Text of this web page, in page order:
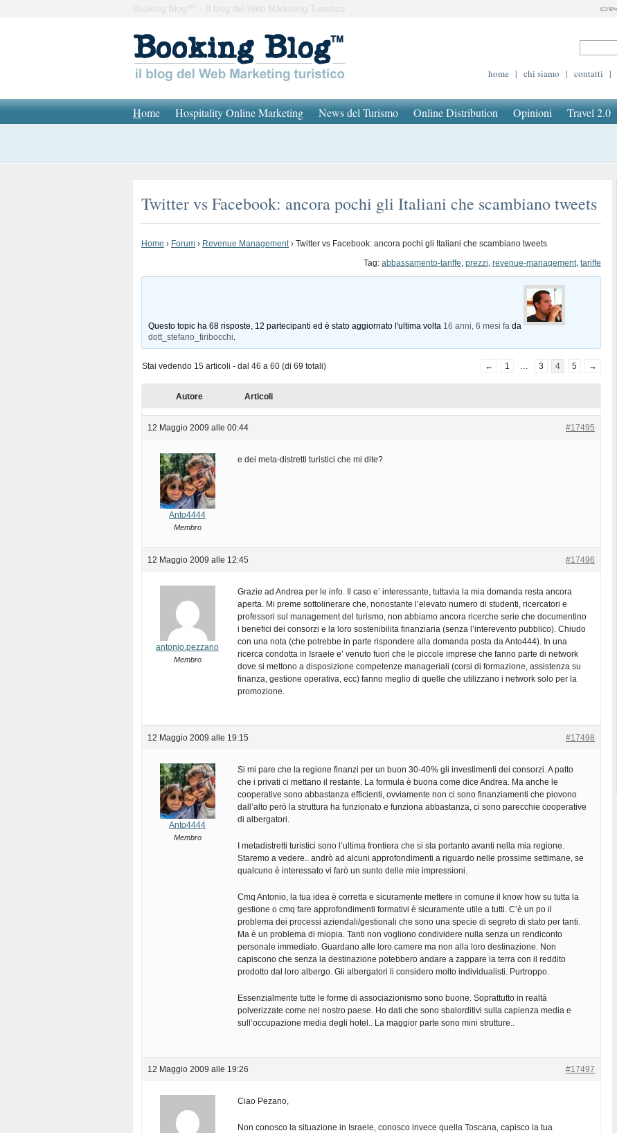
Booking Blog™ – Il blog del Web Marketing Turistico
home | chi siamo | contatti |
Home Hospitality Online Marketing News del Turismo Online Distribution Opinioni Travel 2.0
Twitter vs Facebook: ancora pochi gli Italiani che scambiano tweets
Home › Forum › Revenue Management › Twitter vs Facebook: ancora pochi gli Italiani che scambiano tweets
Tag: abbassamento-tariffe, prezzi, revenue-management, tariffe
Questo topic ha 68 risposte, 12 partecipanti ed è stato aggiornato l'ultima volta 16 anni, 6 mesi fa da
dott_stefano_tiribocchi.
Stai vedendo 15 articoli - dal 46 a 60 (di 69 totali) ← 1 … 3 4 5 →
Autore Articoli
12 Maggio 2009 alle 00:44 #17495
Anto4444
Membro
e dei meta-distretti turistici che mi dite?
12 Maggio 2009 alle 12:45 #17496
antonio.pezzano
Membro
Grazie ad Andrea per le info. Il caso e’ interessante, tuttavia la mia domanda resta ancora
aperta. Mi preme sottolinerare che, nonostante l’elevato numero di studenti, ricercatori e
professori sul management del turismo, non abbiamo ancora ricerche serie che documentino
i benefici dei consorzi e la loro sostenibilita finanziaria (senza l’interevento pubblico). Chiudo
con una nota (che potrebbe in parte rispondere alla domanda posta da Anto444). In una
ricerca condotta in Israele e’ venuto fuori che le piccole imprese che fanno parte di network
dove si mettono a disposizione competenze manageriali (corsi di formazione, assistenza su
finanza, gestione operativa, ecc) fanno meglio di quelle che utilizzano i network solo per la
promozione.
12 Maggio 2009 alle 19:15 #17498
Anto4444
Membro
Si mi pare che la regione finanzi per un buon 30-40% gli investimenti dei consorzi. A patto
che i privati ci mettano il restante. La formula è buona come dice Andrea. Ma anche le
cooperative sono abbastanza efficienti, ovviamente non ci sono finanziamenti che piovono
dall’alto però la struttura ha funzionato e funziona abbastanza, ci sono parecchie cooperative
di albergatori.
I metadistretti turistici sono l’ultima frontiera che si sta portanto avanti nella mia regione.
Staremo a vedere.. andrò ad alcuni approfondimenti a riguardo nelle prossime settimane, se
qualcuno è interessato vi farò un sunto delle mie impressioni.
Cmq Antonio, la tua idea è corretta e sicuramente mettere in comune il know how su tutta la
gestione o cmq fare approfondimenti formativi è sicuramente utile a tutti. C’è un po il
problema dei processi aziendali/gestionali che sono una specie di segreto di stato per tanti.
Ma è un problema di miopia. Tanti non vogliono condividere nulla senza un rendiconto
personale immediato. Guardano alle loro camere ma non alla loro destinazione. Non
capiscono che senza la destinazione potebbero andare a zappare la terra con il reddito
prodotto dal loro albergo. Gli albergatori li considero molto individualisti. Purtroppo.
Essenzialmente tutte le forme di associazionismo sono buone. Soprattutto in realtà
polverizzate come nel nostro paese. Ho dati che sono sbalorditivi sulla capienza media e
sull’occupazione media degli hotel.. La maggior parte sono mini strutture..
12 Maggio 2009 alle 19:26 #17497
Ciao Pezano,
Non conosco la situazione in Israele, conosco invece quella Toscana, capisco la tua